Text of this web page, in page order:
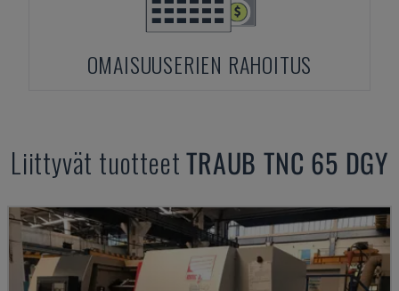
OMAISUUSERIEN RAHOITUS
Liittyvät tuotteetTRAUB TNC 65 DGY